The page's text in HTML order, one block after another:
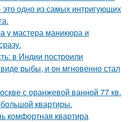
одно из самых интригующих
у мастера маникюра и
в Индии построили
рыбы, и он мгновенно стал
с оранжевой ванной 77 кв.
квартиры.
комфортная квартира